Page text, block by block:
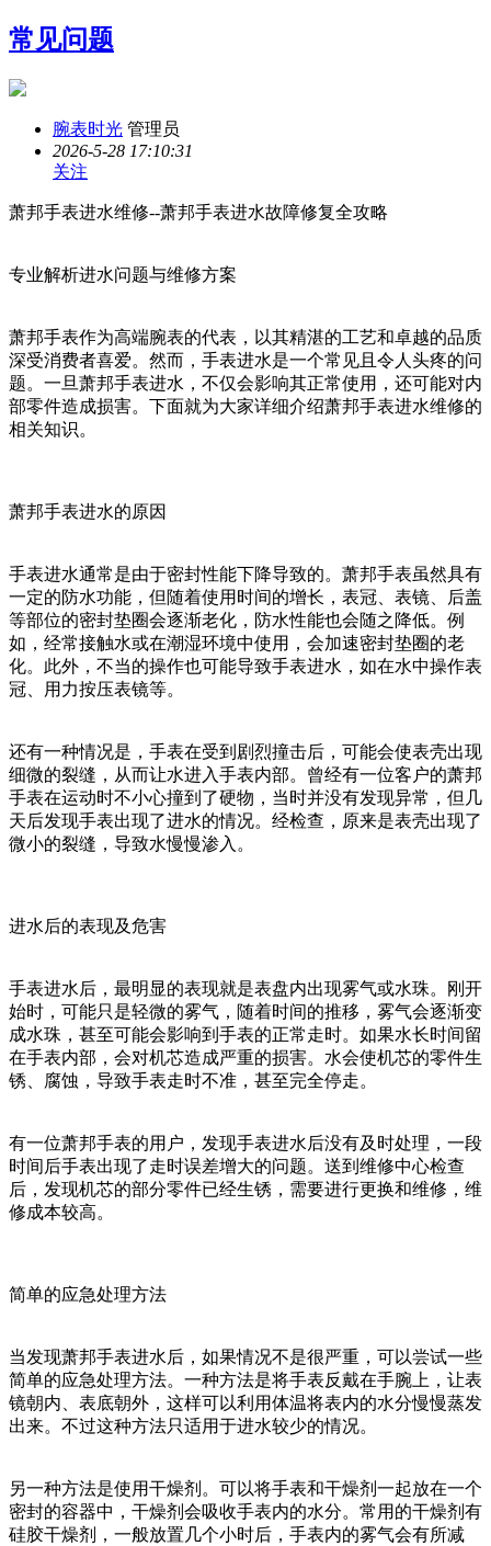
常见问题
腕表时光 管理员
2026-5-28 17:10:31
关注
萧邦手表进水维修--萧邦手表进水故障修复全攻略
专业解析进水问题与维修方案
萧邦手表作为高端腕表的代表，以其精湛的工艺和卓越的品质
深受消费者喜爱。然而，手表进水是一个常见且令人头疼的问
题。一旦萧邦手表进水，不仅会影响其正常使用，还可能对内
部零件造成损害。下面就为大家详细介绍萧邦手表进水维修的
相关知识。
萧邦手表进水的原因
手表进水通常是由于密封性能下降导致的。萧邦手表虽然具有
一定的防水功能，但随着使用时间的增长，表冠、表镜、后盖
等部位的密封垫圈会逐渐老化，防水性能也会随之降低。例
如，经常接触水或在潮湿环境中使用，会加速密封垫圈的老
化。此外，不当的操作也可能导致手表进水，如在水中操作表
冠、用力按压表镜等。
还有一种情况是，手表在受到剧烈撞击后，可能会使表壳出现
细微的裂缝，从而让水进入手表内部。曾经有一位客户的萧邦
手表在运动时不小心撞到了硬物，当时并没有发现异常，但几
天后发现手表出现了进水的情况。经检查，原来是表壳出现了
微小的裂缝，导致水慢慢渗入。
进水后的表现及危害
手表进水后，最明显的表现就是表盘内出现雾气或水珠。刚开
始时，可能只是轻微的雾气，随着时间的推移，雾气会逐渐变
成水珠，甚至可能会影响到手表的正常走时。如果水长时间留
在手表内部，会对机芯造成严重的损害。水会使机芯的零件生
锈、腐蚀，导致手表走时不准，甚至完全停走。
有一位萧邦手表的用户，发现手表进水后没有及时处理，一段
时间后手表出现了走时误差增大的问题。送到维修中心检查
后，发现机芯的部分零件已经生锈，需要进行更换和维修，维
修成本较高。
简单的应急处理方法
当发现萧邦手表进水后，如果情况不是很严重，可以尝试一些
简单的应急处理方法。一种方法是将手表反戴在手腕上，让表
镜朝内、表底朝外，这样可以利用体温将表内的水分慢慢蒸发
出来。不过这种方法只适用于进水较少的情况。
另一种方法是使用干燥剂。可以将手表和干燥剂一起放在一个
密封的容器中，干燥剂会吸收手表内的水分。常用的干燥剂有
硅胶干燥剂，一般放置几个小时后，手表内的雾气会有所减